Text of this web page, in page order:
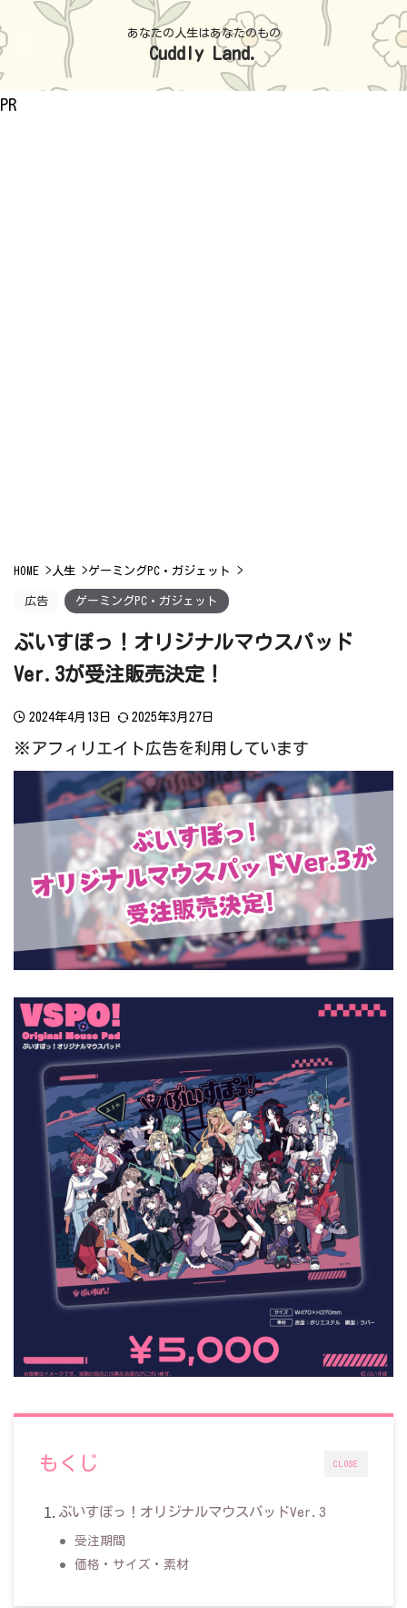
あなたの人生はあなたのもの
Cuddly Land.
PR
HOME > 人生 >ゲーミングPC・ガジェット >
広告 ゲーミングPC・ガジェット
ぶいすぽっ！オリジナルマウスパッド
Ver.3が受注販売決定！
2024年4月13日 2025年3月27日
※アフィリエイト広告を利用しています
CLOSE
もくじ
ぶいすぽっ！オリジナルマウスパッドVer.3
受注期間
価格・サイズ・素材